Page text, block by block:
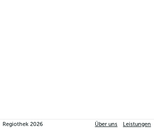
Regiothek2026 Über uns Leistungen